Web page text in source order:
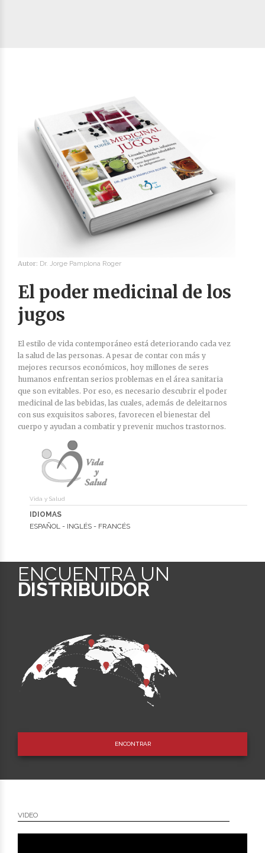
Autor: Dr. Jorge Pamplona Roger
El poder medicinal de los
jugos
El estilo de vida contemporáneo está deteriorando cada vez
la salud de las personas. A pesar de contar con más y
mejores recursos económicos, hoy millones de seres
humanos enfrentan serios problemas en el área sanitaria
que son evitables. Por eso, es necesario descubrir el poder
medicinal de las bebidas, las cuales, además de deleitarnos
con sus exquisitos sabores, favorecen el bienestar del
cuerpo y ayudan a combatir y prevenir muchos trastornos.
Vida y Salud
IDIOMAS
ESPAÑOL - INGLÉS - FRANCÉS
ENCUENTRA UN
DISTRIBUIDOR
ENCONTRAR
VIDEO